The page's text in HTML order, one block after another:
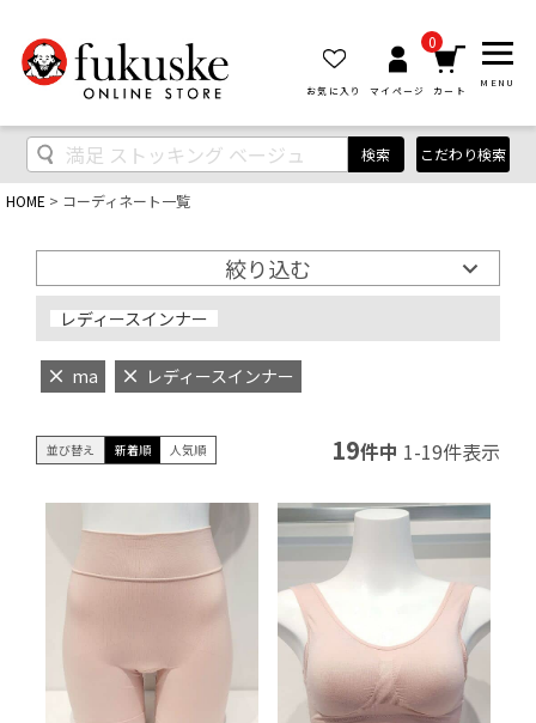
お気に入り マイページ
0
カート
MENU
検索 こだわり検索
HOME コーディネート一覧
絞り込む
レディースインナー
ma レディースインナー
並び替え 新着順 人気順 19件中 1-19件表示